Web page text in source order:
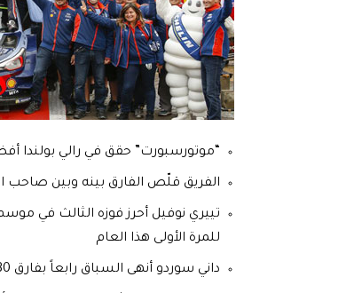
“موتورسبورت” حقق في رالي بولندا
الفريق قلّص الفارق بينه وبين صاحب
للمرة الأولى هذا العام
داني سوردو أنهى السباق رابعاً بفارق 30 ثانية فقط عن التتويج